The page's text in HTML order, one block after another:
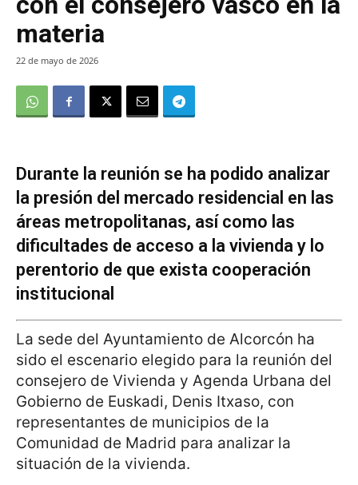
materia
22 de mayo de 2026
Durante la reunión se ha podido analizar
la presión del mercado residencial en las
áreas metropolitanas, así como las
dificultades de acceso a la vivienda y lo
perentorio de que exista cooperación
institucional
La sede del Ayuntamiento de Alcorcón ha
sido el escenario elegido para la reunión del
consejero de Vivienda y Agenda Urbana del
Gobierno de Euskadi, Denis Itxaso, con
representantes de municipios de la
Comunidad de Madrid para analizar la
situación de la vivienda.